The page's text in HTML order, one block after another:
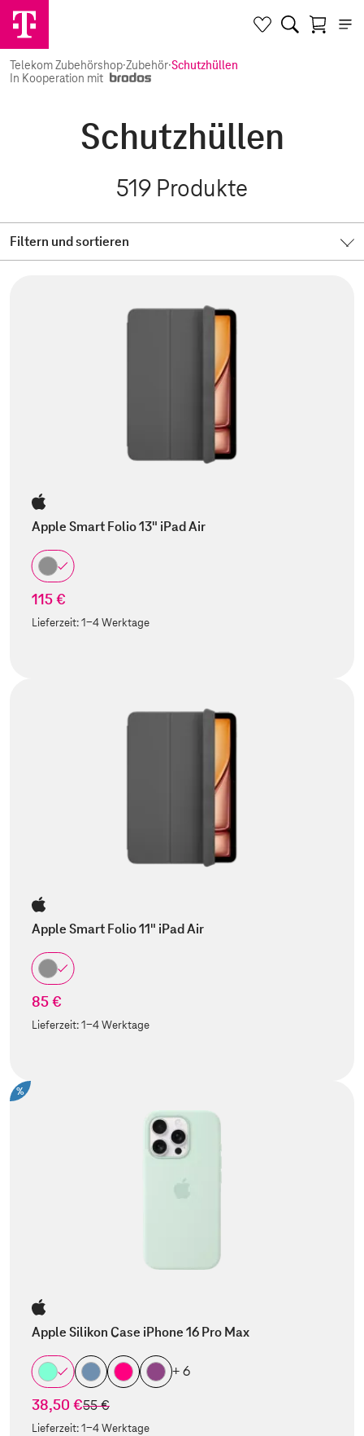
Telekom Zubehörshop·Zubehör·Schutzhüllen
In Kooperation mit
Schutzhüllen
519 Produkte
Filtern und sortieren
Apple Smart Folio 13" iPad Air
115 €
Lieferzeit:1-4 Werktage
Apple Smart Folio 11" iPad Air
85 €
Lieferzeit:1-4 Werktage
%
Apple Silikon Case iPhone 16 Pro Max
+ 6
38,50 €statt
55 €
Lieferzeit:1-4 Werktage